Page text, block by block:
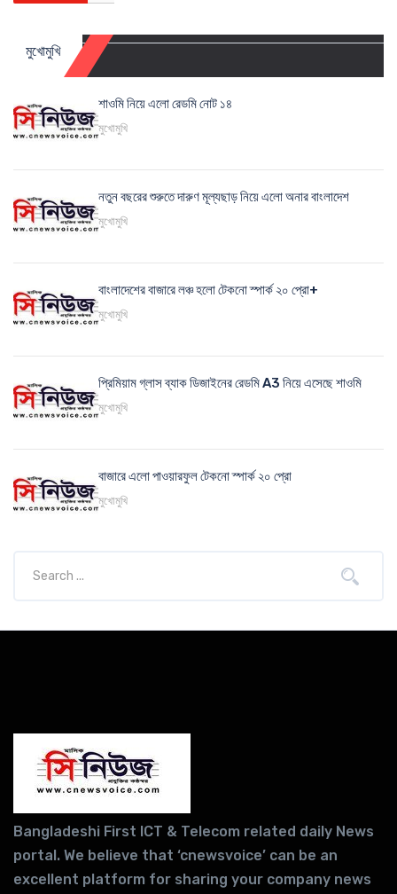
মুখোমুখি
শাওমি নিয়ে এলো রেডমি নোট ১৪
মুখোমুখি
নতুন বছরের শুরুতে দারুণ মূল্যছাড় নিয়ে এলো অনার বাংলাদেশ
মুখোমুখি
বাংলাদেশের বাজারে লঞ্চ হলো টেকনো স্পার্ক ২০ প্রো+
মুখোমুখি
প্রিমিয়াম গ্লাস ব্যাক ডিজাইনের রেডমি A3 নিয়ে এসেছে শাওমি
মুখোমুখি
বাজারে এলো পাওয়ারফুল টেকনো স্পার্ক ২০ প্রো
মুখোমুখি
Bangladeshi First ICT & Telecom related daily News
portal. We believe that ‘cnewsvoice’ can be an
excellent platform for sharing your company news